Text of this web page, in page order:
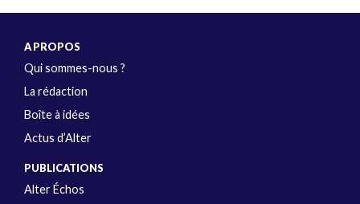
A PROPOS
Qui sommes-nous ?
La rédaction
Boîte à idées
Actus d’Alter
PUBLICATIONS
Alter Échos